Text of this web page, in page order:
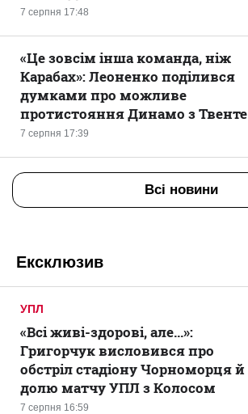
7 серпня 17:48
7 серпня 17:39
«Це зовсім інша команда, ніж
Карабах»: Леоненко поділився
думками про можливе
протистояння Динамо з Твенте
Всі новини
Ексклюзив
УПЛ
7 серпня 16:59
«Всі живі-здорові, але...»:
Григорчук висловився про
обстріл стадіону Чорноморця й
долю матчу УПЛ з Колосом